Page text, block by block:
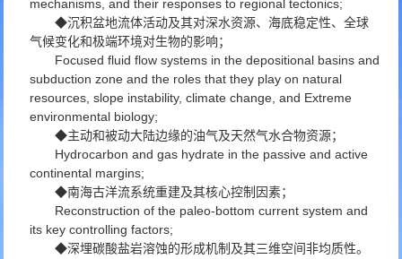
mechanisms, and their responses to regional tectonics;
◆沉积盆地流体活动及其对深水资源、海底稳定性、全球
气候变化和极端环境对生物的影响；
Focused fluid flow systems in the depositional basins and
subduction zone and the roles that they play on natural
resources, slope instability, climate change, and Extreme
environmental biology;
◆主动和被动大陆边缘的油气及天然气水合物资源；
Hydrocarbon and gas hydrate in the passive and active
continental margins;
◆南海古洋流系统重建及其核心控制因素；
Reconstruction of the paleo-bottom current system and
its key controlling factors;
◆深埋碳酸盐岩溶蚀的形成机制及其三维空间非均质性。